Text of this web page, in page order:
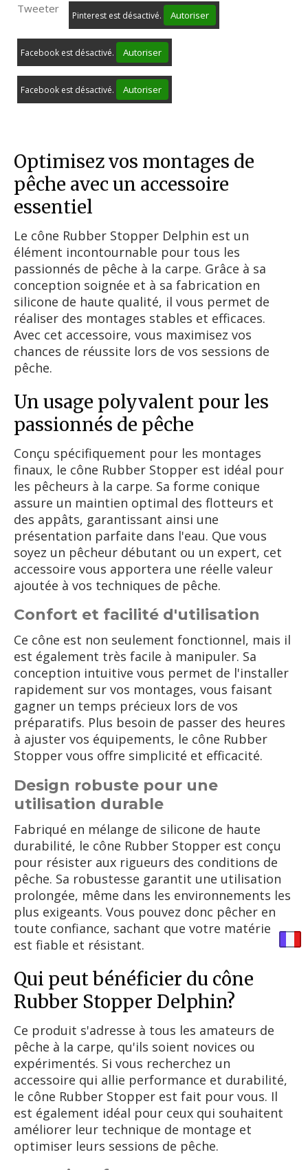
Tweeter
Pinterest est désactivé. Autoriser
Facebook est désactivé. Autoriser
Facebook est désactivé. Autoriser
Optimisez vos montages de
pêche avec un accessoire
essentiel
Le cône Rubber Stopper Delphin est un
élément incontournable pour tous les
passionnés de pêche à la carpe. Grâce à sa
conception soignée et à sa fabrication en
silicone de haute qualité, il vous permet de
réaliser des montages stables et efficaces.
Avec cet accessoire, vous maximisez vos
chances de réussite lors de vos sessions de
pêche.
Un usage polyvalent pour les
passionnés de pêche
Conçu spécifiquement pour les montages
finaux, le cône Rubber Stopper est idéal pour
les pêcheurs à la carpe. Sa forme conique
assure un maintien optimal des flotteurs et
des appâts, garantissant ainsi une
présentation parfaite dans l'eau. Que vous
soyez un pêcheur débutant ou un expert, cet
accessoire vous apportera une réelle valeur
ajoutée à vos techniques de pêche.
Confort et facilité d'utilisation
Ce cône est non seulement fonctionnel, mais il
est également très facile à manipuler. Sa
conception intuitive vous permet de l'installer
rapidement sur vos montages, vous faisant
gagner un temps précieux lors de vos
préparatifs. Plus besoin de passer des heures
à ajuster vos équipements, le cône Rubber
Stopper vous offre simplicité et efficacité.
Design robuste pour une
utilisation durable
Fabriqué en mélange de silicone de haute
durabilité, le cône Rubber Stopper est conçu
pour résister aux rigueurs des conditions de
pêche. Sa robustesse garantit une utilisation
prolongée, même dans les environnements les
plus exigeants. Vous pouvez donc pêcher en
toute confiance, sachant que votre matériel
est fiable et résistant.
Qui peut bénéficier du cône
Rubber Stopper Delphin?
Ce produit s'adresse à tous les amateurs de
pêche à la carpe, qu'ils soient novices ou
expérimentés. Si vous recherchez un
accessoire qui allie performance et durabilité,
le cône Rubber Stopper est fait pour vous. Il
est également idéal pour ceux qui souhaitent
améliorer leur technique de montage et
optimiser leurs sessions de pêche.